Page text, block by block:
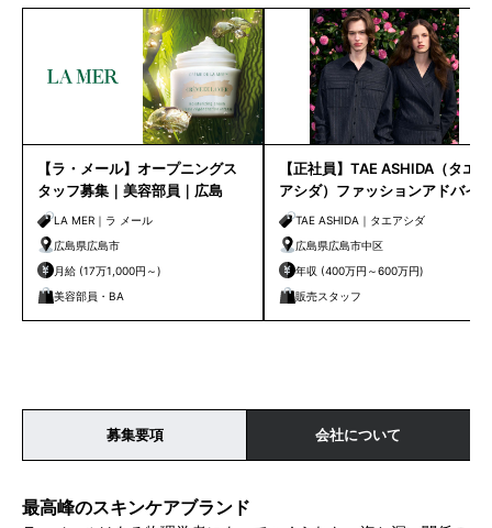
【ラ・メール】オープニングス
タッフ募集｜美容部員｜広島
LA MER｜ラ メール
広島県広島市
月給 (17万1,000円～)
美容部員・BA
【正社員】TAE ASHIDA（タエ
アシダ）ファッションアドバイ
ザー｜広島福屋
TAE ASHIDA｜タエアシダ
広島県広島市中区
年収 (400万円～600万円)
販売スタッフ
募集要項 会社について
最高峰のスキンケアブランド